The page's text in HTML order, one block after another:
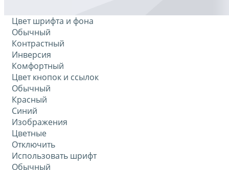
Цвет шрифта и фона
Обычный
Контрастный
Инверсия
Комфортный
Цвет кнопок и ссылок
Обычный
Красный
Синий
Изображения
Цветные
Отключить
Использовать шрифт
Обычный